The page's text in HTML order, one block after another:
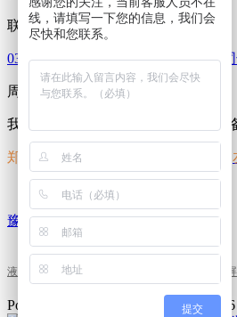
联系我们
0371-86549139 18603836203（微信同
周一至周五 09：00-18：00
我的网站 版权所有 2013-2016 豫ICP
郑州恒信达科技有限公司经营范围
豫ICP备14000345号-1
液晶屏驱动板 | 4线电阻式触摸屏
Powered by ©2008-2026
线，请填写一下您的信息，我们会
尽快和您联系。
提交